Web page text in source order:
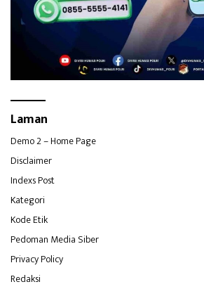
Laman
Demo 2 – Home Page
Disclaimer
Indexs Post
Kategori
Kode Etik
Pedoman Media Siber
Privacy Policy
Redaksi